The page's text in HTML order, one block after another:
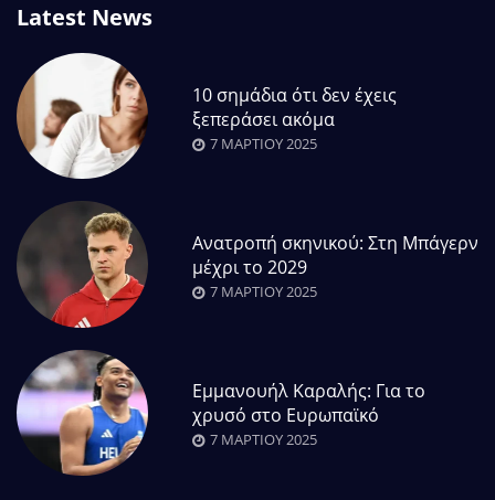
Latest News
10 σημάδια ότι δεν έχεις
ξεπεράσει ακόμα
7 ΜΑΡΤΊΟΥ 2025
Ανατροπή σκηνικού: Στη Μπάγερν
μέχρι το 2029
7 ΜΑΡΤΊΟΥ 2025
Εμμανουήλ Καραλής: Για το
χρυσό στο Ευρωπαϊκό
7 ΜΑΡΤΊΟΥ 2025